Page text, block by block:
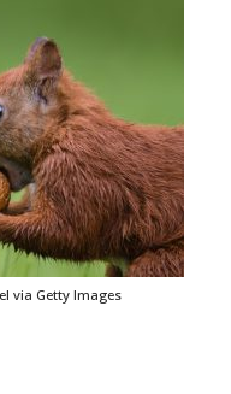
via Getty Images